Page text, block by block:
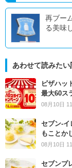
再ブー
る美味
あわせて読みたい
ピザハッ
最大60ス
08月10日
セブン‐
もことか
08月10日
セブンプ